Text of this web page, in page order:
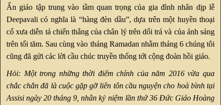
Ấn giáo tập trung vào tầm quan trọng của gia đình nhân dịp lễ
Deepavali có nghĩa là “hàng đèn dầu”, dựa trên một huyền thoại
cổ xưa diễn tả chiến thắng của chân lý trên dối trá và của ánh sáng
trên tối tăm. Sau cùng vào tháng Ramadan nhằm tháng 6 chúng tôi
cũng đã gửi các lời cầu chúc truyền thống tới cộng đoàn hồi giáo.
Hỏi: Một trong những thời điểm chính của năm 2016 vừa qua
chắc chắn đã là cuộc gặp gỡ liên tôn cầu nguyện cho hoà bình tại
Assisi ngày 20 tháng 9, nhân kỷ niệm lần thứ 36 Đức Giáo Hoàng